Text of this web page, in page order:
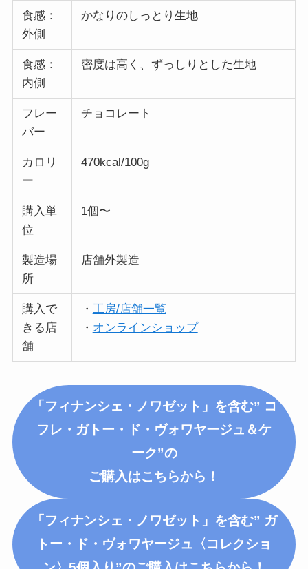
食感：
外側
かなりのしっとり生地
食感：
内側
密度は高く、ずっしりとした生地
フレー
バー
チョコレート
カロリ
ー
470kcal/100g
購入単
位
1個〜
製造場
所
店舗外製造
購入で
きる店
舗
・ 工房/店舗一覧
・ オンラインショップ
「フィナンシェ・ノワゼット」を含む” コ
フレ・ガトー・ド・ヴォワヤージュ＆ケ
ーク”の
ご購入はこちらから！
「フィナンシェ・ノワゼット」を含む” ガ
トー・ド・ヴォワヤージュ〈コレクショ